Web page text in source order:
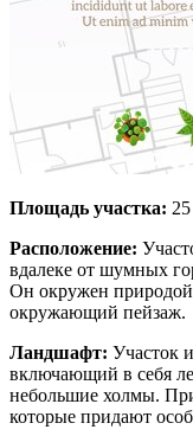
Площадь участка:
Расположение:
вдалеке от шумных
Он окружен
окружающий пейзаж.
Ландшафт: Участок
включающий в себя
небольшие холмы.
которые придают